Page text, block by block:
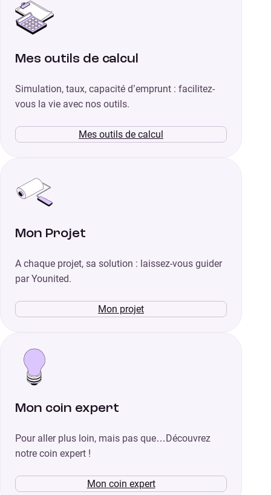
Mes outils de calcul
Simulation, taux, capacité d’emprunt : facilitez-
vous la vie avec nos outils.
Mes outils de calcul
Mon Projet
A chaque projet, sa solution : laissez-vous guider
par Younited.
Mon projet
Mon coin expert
Pour aller plus loin, mais pas que…Découvrez
notre coin expert !
Mon coin expert